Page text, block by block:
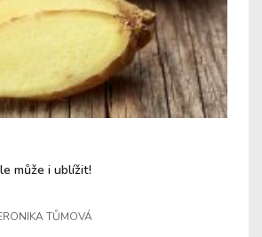
může i ublížit!
TŮMOVÁ